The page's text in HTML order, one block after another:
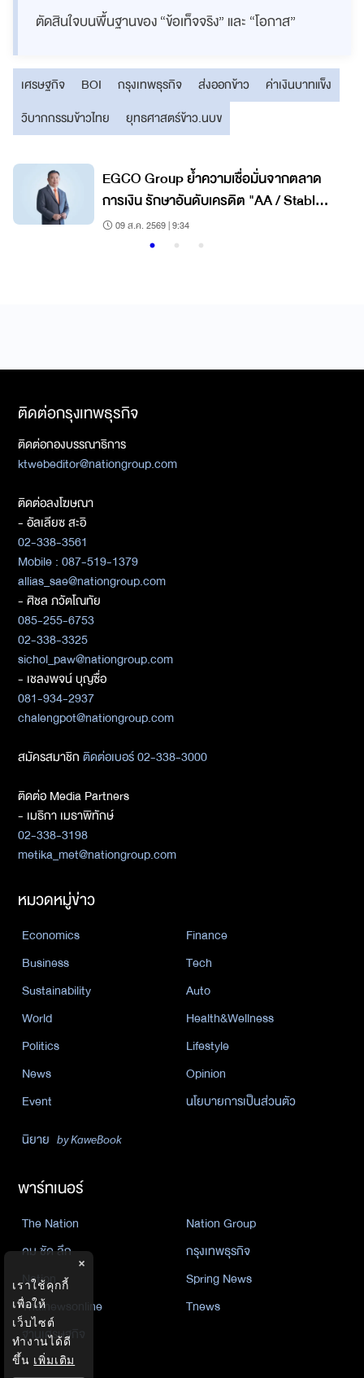
ตัดสินใจบนพื้นฐานของ “ข้อเท็จจริง” และ “โอกาส”
เศรษฐกิจ BOI กรุงเทพธุรกิจ ส่งออกข้าว
ค่าเงินบาทแข็ง
วิบากกรรมข้าวไทย
ยุทธศาสตร์ข้าว.นบข
EGCO Group ย้ำความเชื่อมั่นจากตลาด
การเงิน รักษาอันดับเครดิต "AA / Stable"
3 ปีต่อเนื่อง
09 ส.ค. 2569 | 9:34
ติดต่อกรุงเทพธุรกิจ
ติดต่อกองบรรณาธิการ
ktwebeditor@nationgroup.com
ติดต่อลงโฆษณา
- อัลเลียซ สะอิ
02-338-3561
Mobile : 087-519-1379
allias_sae@nationgroup.com
- ศิชล ภวัตโณทัย
085-255-6753
02-338-3325
sichol_paw@nationgroup.com
- เชลงพจน์ บุญซื่อ
081-934-2937
chalengpot@nationgroup.com
สมัครสมาชิกติดต่อเบอร์ 02-338-3000
ติดต่อ Media Partners
- เมธิกา เมธาพิทักษ์
02-338-3198
metika_met@nationgroup.com
หมวดหมู่ข่าว
Economics
Finance
Business
Tech
Sustainability
Auto
World
Health&Wellness
Politics
Lifestyle
News
Opinion
Event
นโยบายการเป็นส่วนตัว
นิยาย by KaweBook
พาร์ทเนอร์
The Nation
Nation Group
คม ชัด ลึก
กรุงเทพธุรกิจ
Nation
Spring News
Thainewsonline
Tnews
ฐานเศรษฐกิจ
×
เราใช้คุกกี้
เพื่อให้
เว็บไซต์
ทำงานได้ดี
ขึ้น เพิ่มเติม